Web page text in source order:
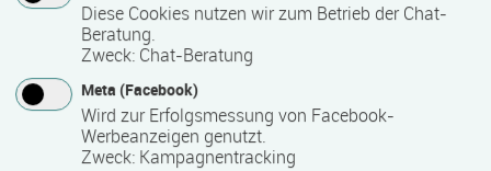
Friendly Captcha ⇗
Ihre personenbezogenen Daten werden zur
Kontaktaufnahme direkt an den ausgewählten
Empfänger gesendet. Weitere Informationen zum
Datenschutz und zum Umgang mit personenbezogenen
Daten finden Sie in unserer
Diese Cookies nutzen wir zum Betrieb der Chat-
Beratung.
Zweck: Chat-Beratung
Meta (Facebook)
Wird zur Erfolgsmessung von Facebook-
Werbeanzeigen genutzt.
Zweck: Kampagnentracking